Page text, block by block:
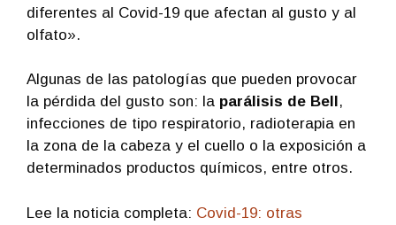
diferentes al Covid-19 que afectan al gusto y al
olfato».
Algunas de las patologías que pueden provocar
la pérdida del gusto son: la parálisis de Bell
,
infecciones de tipo respiratorio, radioterapia en
la zona de la cabeza y el cuello o la exposición a
determinados productos químicos, entre otros.
Lee la noticia completa: Covid-19: otras